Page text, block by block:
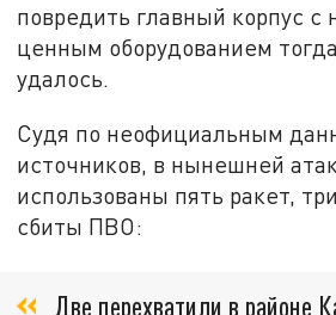
повредить главный корпус с
ценным оборудованием
удалось.
Судя по неофициальным
источников, в нынешней
использованы пять ракет,
сбиты ПВО:
Две перехватили в районе